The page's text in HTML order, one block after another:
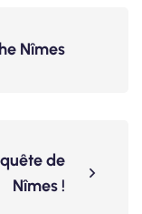
Nîmes
de
Nîmes !